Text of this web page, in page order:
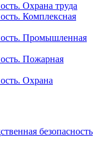
Охрана труда
Комплексная
Промышленная
Пожарная
Охрана
безопасность